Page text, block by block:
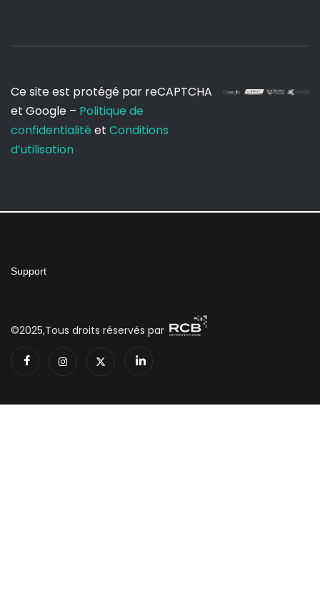
Ce site est protégé par reCAPTCHA
et Google – Politique de
confidentialité et Conditions
d’utilisation
Support
©2025,Tous droits réservés par